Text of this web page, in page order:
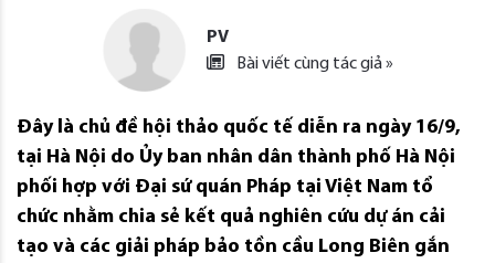
PV
Bài viết cùng tác giả »
Đây là chủ đề hội thảo quốc tế diễn ra ngày 16/9,
tại Hà Nội do Ủy ban nhân dân thành phố Hà Nội
phối hợp với Đại sứ quán Pháp tại Việt Nam tổ
chức nhằm chia sẻ kết quả nghiên cứu dự án cải
tạo và các giải pháp bảo tồn cầu Long Biên gắn